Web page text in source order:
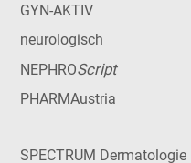
GYN-AKTIV
neurologisch
NEPHROScript
PHARMAustria
SPECTRUM Dermatologie